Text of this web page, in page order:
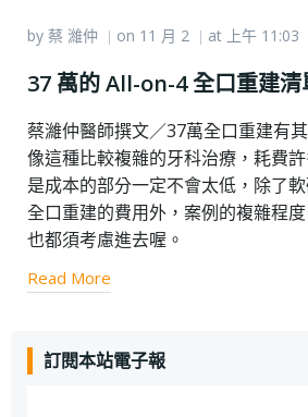
by 蔡 濰仲 | on 11 月 2 | at 上午 11:03
37 萬的 All-on-4 全口重建清
蔡濰仲醫師撰文／37萬全口重建有
像這種比較複雜的牙科治療，耗費
是成本的部分一定不會太低，除了
全口重建的費用外，案例的複雜程
也都須考慮進去喔。
Read More
訂閱本站電子報